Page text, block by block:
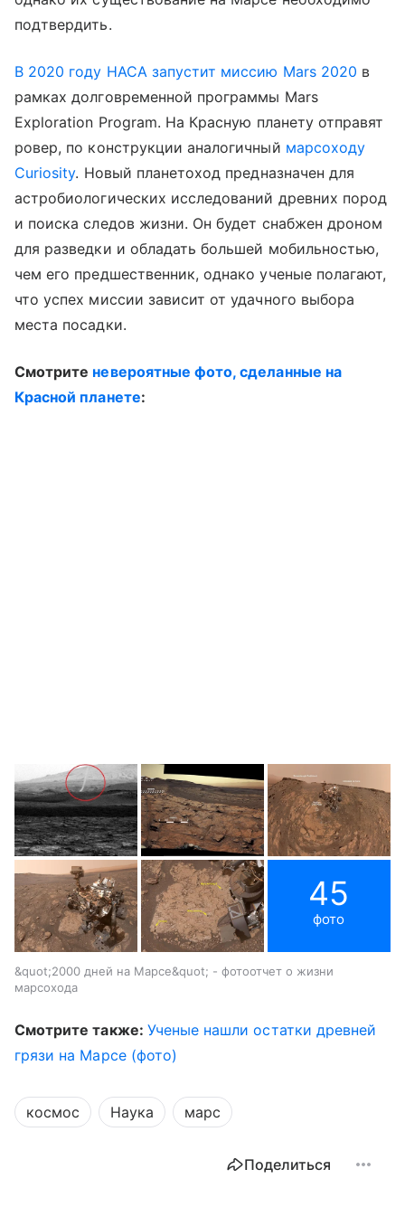
подтвердить.
В 2020 году НАСА запустит миссию Mars 2020 в
рамках долговременной программы Mars
Exploration Program. На Красную планету отправят
ровер, по конструкции аналогичный марсоходу
Curiosity. Новый планетоход предназначен для
астробиологических исследований древних пород
и поиска следов жизни. Он будет снабжен дроном
для разведки и обладать большей мобильностью,
чем его предшественник, однако ученые полагают,
что успех миссии зависит от удачного выбора
места посадки.
Смотрите невероятные фото, сделанные на
Красной планете:
45
фото
&quot;2000 дней на Марсе&quot; - фотоотчет о жизни
марсохода
Смотрите также: Ученые нашли остатки древней
грязи на Марсе (фото)
космос Наука марс
Поделиться